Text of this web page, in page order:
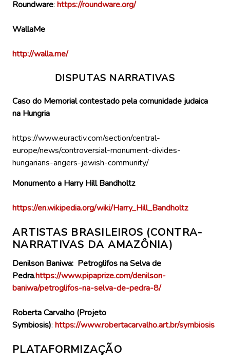
Roundware: https://roundware.org/
WallaMe
http://walla.me/
DISPUTAS NARRATIVAS
Caso do Memorial contestado pela comunidade judaica
na Hungria
https://www.euractiv.com/section/central-
europe/news/controversial-monument-divides-
hungarians-angers-jewish-community/
Monumento a Harry Hill Bandholtz
https://en.wikipedia.org/wiki/Harry_Hill_Bandholtz
ARTISTAS BRASILEIROS (CONTRA-
NARRATIVAS DA AMAZÔNIA)
Denilson Baniwa: Petroglifos na Selva de
Pedra.https://www.pipaprize.com/denilson-
baniwa/petroglifos-na-selva-de-pedra-8/
Roberta Carvalho (Projeto
Symbiosis): https://www.robertacarvalho.art.br/symbiosis
PLATAFORMIZAÇÃO